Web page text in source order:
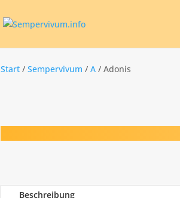
Start /Sempervivum /A / Adonis
Beschreibung